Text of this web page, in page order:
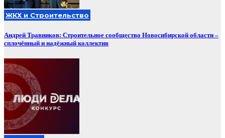
ЖКХ и Строительство
Андрей Травников: Строительное сообщество Новосибирской области –
сплочённый и надёжный коллектив